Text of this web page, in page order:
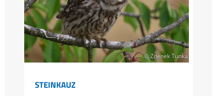
© Zdenek Tunka
STEINKAUZ